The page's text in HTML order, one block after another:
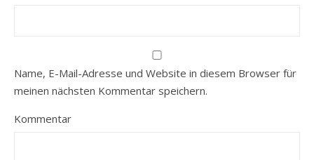
Name, E-Mail-Adresse und Website in diesem Browser für
meinen nächsten Kommentar speichern.
Kommentar